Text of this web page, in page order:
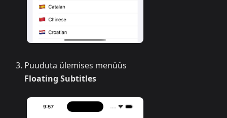
Puuduta ülemises menüüs
Floating Subtitles